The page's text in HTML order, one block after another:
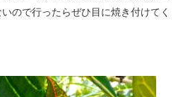
ので行ったらぜひ目に焼き付けてく